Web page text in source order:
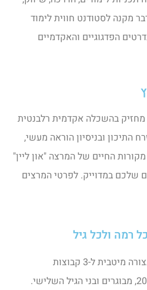
מקנה לסטודנט חווית לימוד
הפדגוגיים והאקדמיים
בהשכלה אקדמית רלבנטית
התיכון ובניסיון הוראה מעשי,
החיים של המרצה "און ליין"
שלכם במדוייק. לפרטי המרצים
הקורסים שלנו מותאמים בצורה מיטבית ל-3 קבוצות